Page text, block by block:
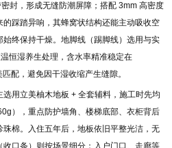
封，形成无缝防潮屏障；搭配 3mm 高密度
踩踏异响，其蜂窝状结构还能主动吸收空
终保持干燥。地脚线（踢脚线）选用与实
恒湿养生处理，含水率精准稳定在
配，避免因干湿收缩产生缝隙。
用立美柚木地板 + 全套辅料，施工时先均
），重点防护墙角、楼梯底部、衣柜背后
棉。入住五年后，地板依旧平整光洁，无
口条）则按场景细分：入户门口、走廊等